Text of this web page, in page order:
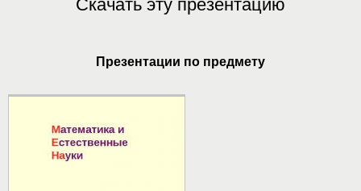
Скачать эту презентацию
Презентации по предмету